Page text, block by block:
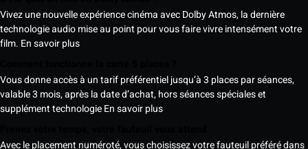
Vivez une nouvelle expérience cinéma avec Dolby Atmos, la dernière
technologie audio mise au point pour vous faire vivre intensément votre
film. En savoir plus
Vous donne accès à un tarif préférentiel jusqu’à 3 places par séances,
valable 3 mois, après la date d’achat, hors séances spéciales et
supplément technologieEn savoir plus
Avec le placement numéroté, vous choisissez votre fauteuil préféré dans